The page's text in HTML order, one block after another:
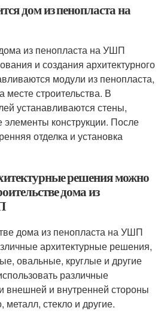
дом из пенопласта на
из пенопласта на УШП
и создания архитектурного
модули из пенопласта,
месте строительства. В
устанавливаются стены,
элементы конструкции. После
отделка и установка
решения можно
дома из
дома из пенопласта на УШП
архитектурные решения,
овальные, круглые и другие
различные
внешней и внутренней стороны
металл, стекло и другие.